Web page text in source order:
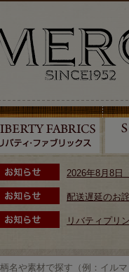
2026年8月8日
配送遅延のお
リバティプリ